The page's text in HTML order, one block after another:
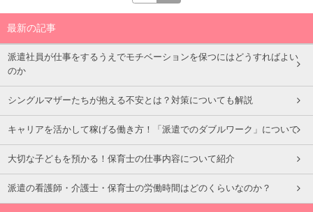
最新の記事
派遣社員が仕事をするうえでモチベーションを保つにはどうすればよい
のか
シングルマザーたちが抱える不安とは？対策についても解説
キャリアを活かして稼げる働き方！「派遣でのダブルワーク」について
大切な子どもを預かる！保育士の仕事内容について紹介
派遣の看護師・介護士・保育士の労働時間はどのくらいなのか？